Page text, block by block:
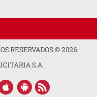
RESERVADOS ©2026
S.A.